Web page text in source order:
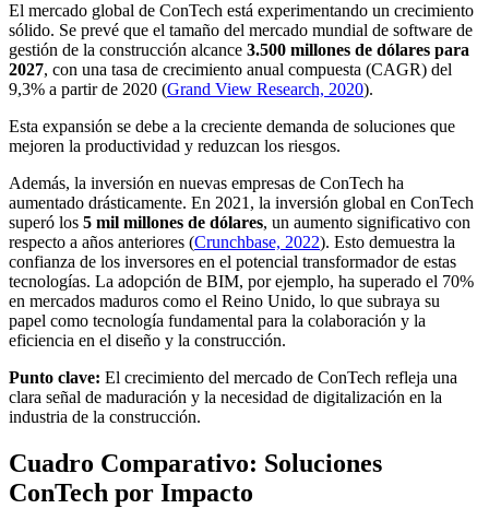
El mercado global de ConTech está experimentando un crecimiento
sólido. Se prevé que el tamaño del mercado mundial de software de
gestión de la construcción alcance 3.500 millones de dólares para
2027, con una tasa de crecimiento anual compuesta (CAGR) del
9,3% a partir de 2020 (Grand View Research, 2020).
Esta expansión se debe a la creciente demanda de soluciones que
mejoren la productividad y reduzcan los riesgos.
Además, la inversión en nuevas empresas de ConTech ha
aumentado drásticamente. En 2021, la inversión global en ConTech
superó los 5 mil millones de dólares, un aumento significativo con
respecto a años anteriores (Crunchbase, 2022). Esto demuestra la
confianza de los inversores en el potencial transformador de estas
tecnologías. La adopción de BIM, por ejemplo, ha superado el 70%
en mercados maduros como el Reino Unido, lo que subraya su
papel como tecnología fundamental para la colaboración y la
eficiencia en el diseño y la construcción.
Punto clave: El crecimiento del mercado de ConTech refleja una
clara señal de maduración y la necesidad de digitalización en la
industria de la construcción.
Cuadro Comparativo: Soluciones
ConTech por Impacto